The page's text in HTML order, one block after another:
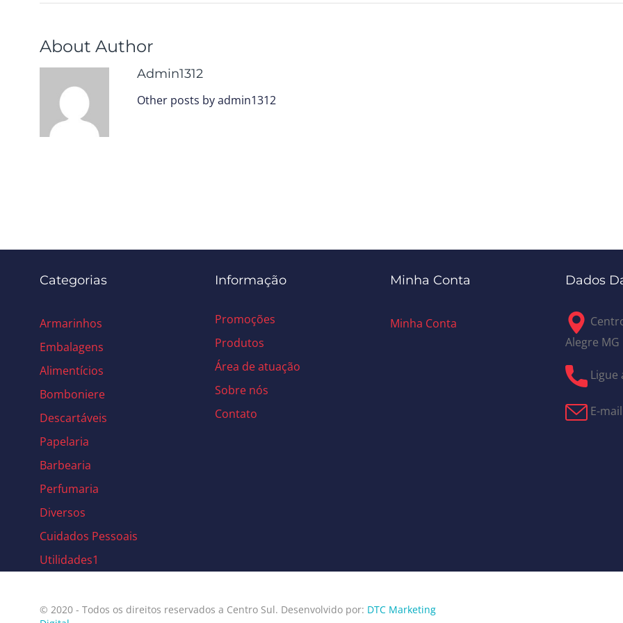
About Author
Admin1312
Other posts by admin1312
Categorias
Armarinhos
Embalagens
Alimentícios
Bomboniere
Descartáveis
Papelaria
Barbearia
Perfumaria
Diversos
Cuidados Pessoais
Utilidades1
Informação
Promoções
Produtos
Área de atuação
Sobre nós
Contato
Minha Conta
Minha Conta
Dados
Alegre MG
Ligue
E-
© 2020 - Todos os direitos reservados a Centro Sul. Desenvolvido por: DTC Marketing